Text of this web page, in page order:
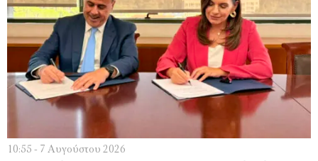
10:55 - 7 Αυγούστου 2026